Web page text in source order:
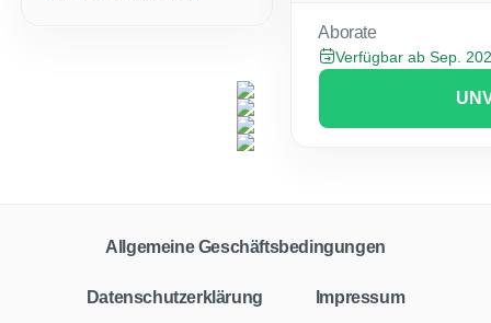
Aborate
Verfügbar ab Sep.
Allgemeine Geschäftsbedingungen
Datenschutzerklärung Impressum